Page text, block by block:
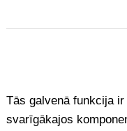
Tās galvenā funkcija
svarīgākajos